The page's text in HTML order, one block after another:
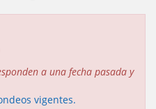
a una fecha pasada y
vigentes.